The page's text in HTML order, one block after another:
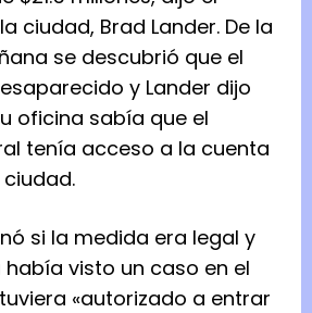
ciudad, Brad Lander. De la
se descubrió que el
y Lander dijo
oficina sabía que el
tenía acceso a la cuenta
si la medida era legal y
visto un caso en el
«autorizado a entrar